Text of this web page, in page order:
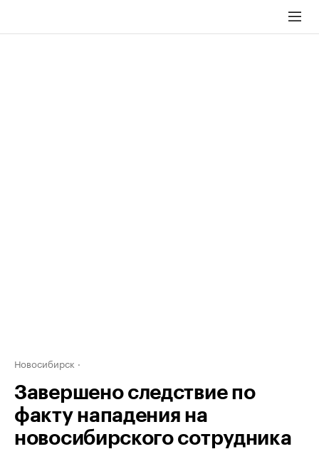
Новосибирск
Завершено следствие по
факту нападения на
новосибирского сотрудника